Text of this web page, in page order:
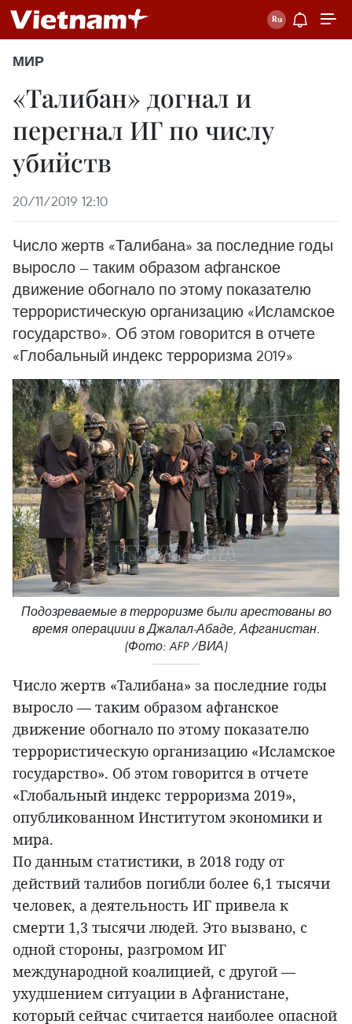
МИР
«Талибан» догнал и
перегнал ИГ по числу
убийств
20/11/2019 12:10
Число жертв «Талибана» за последние годы
выросло — таким образом афганское
движение обогнало по этому показателю
террористическую организацию «Исламское
государство». Об этом говорится в отчете
«Глобальный индекс терроризма 2019»
Подозреваемые в терроризме были арестованы во
время операциии в Джалал-Абаде, Афганистан.
(Фото: AFP /ВИА)
Число жертв «Талибана» за последние годы
выросло — таким образом афганское
движение обогнало по этому показателю
террористическую организацию «Исламское
государство». Об этом говорится в отчете
«Глобальный индекс терроризма 2019»,
опубликованном Институтом экономики и
мира.
По данным статистики, в 2018 году от
действий талибов погибли более 6,1 тысячи
человек, а деятельность ИГ привела к
смерти 1,3 тысячи людей. Это вызвано, с
одной стороны, разгромом ИГ
международной коалицией, с другой —
ухудшением ситуации в Афганистане,
который сейчас считается наиболее опасной